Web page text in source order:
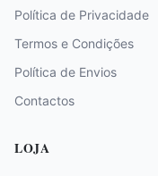
Política de Privacidade
Termos e Condições
Política de Envios
Contactos
LOJA